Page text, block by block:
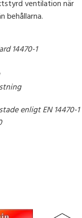
ventilation när
behållarna.
14470-1
enligt EN 14470-1